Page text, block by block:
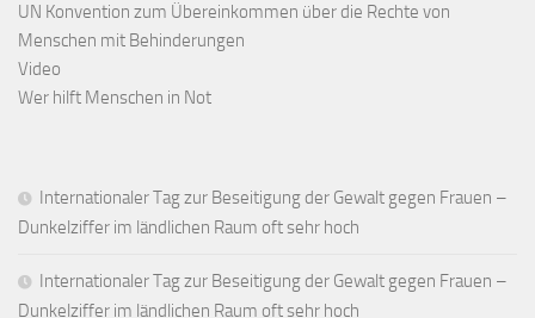
UN Konvention zum Übereinkommen über die Rechte von
Menschen mit Behinderungen
Video
Wer hilft Menschen in Not
Internationaler Tag zur Beseitigung der Gewalt gegen Frauen –
Dunkelziffer im ländlichen Raum oft sehr hoch
Internationaler Tag zur Beseitigung der Gewalt gegen Frauen –
Dunkelziffer im ländlichen Raum oft sehr hoch